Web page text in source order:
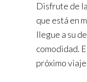
Disfrute de
que está en
llegue a su
comodidad.
próximo